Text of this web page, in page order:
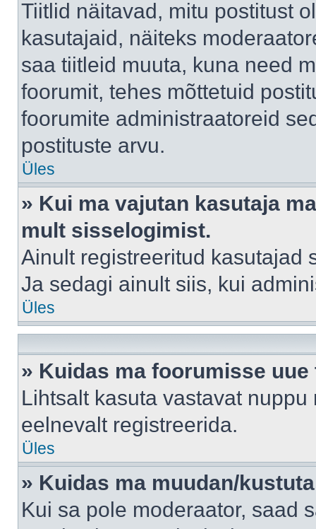
Tiitlid näitavad, mitu postitust
kasutajaid, näiteks
saa tiitleid muuta, kuna need
foorumit, tehes mõttetuid
foorumite administraatoreid
postituste arvu.
Üles
» Kui ma vajutan kasutaja
mult sisselogimist.
Ainult registreeritud kasutajad
Ja sedagi ainult siis, kui
Üles
» Kuidas ma foorumisse uue
Lihtsalt kasuta vastavat
eelnevalt registreerida.
Üles
» Kuidas ma muudan/
Kui sa pole moderaator, saad